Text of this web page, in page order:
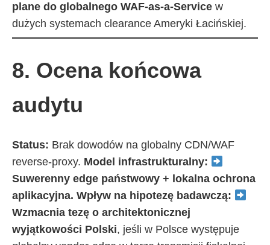
plane do globalnego WAF-as-a-Service w
dużych systemach clearance Ameryki Łacińskiej.
8. Ocena końcowa
audytu
Status: Brak dowodów na globalny CDN/WAF
reverse-proxy. Model infrastrukturalny:
Suwerenny edge państwowy + lokalna ochrona
aplikacyjna. Wpływ na hipotezę badawczą:
Wzmacnia tezę o architektonicznej
wyjątkowości Polski, jeśli w Polsce występuje